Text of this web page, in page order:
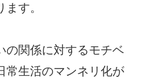
す。
の関係に対するモチベ
常生活のマンネリ化が